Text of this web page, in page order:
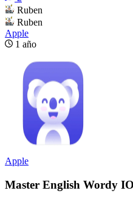
Ruben
Ruben
Apple
1 año
Apple
Master English Wordy